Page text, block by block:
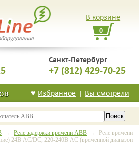
Санкт-Петербург
+7 (812) 429-70-25
В корзине
0
♥ Избранное | Вы смотрели
→ Реле задержки времени ABB → Реле времени
24В AC/DC, 220-240В AC (временной диапазон